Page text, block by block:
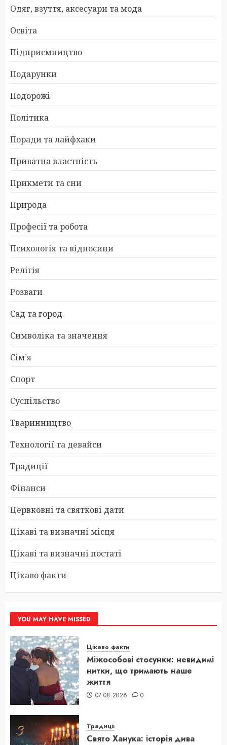
Одяг, взуття, аксесуари та мода
Освіта
Підприємництво
Подарунки
Подорожі
Політика
Поради та лайфхаки
Приватна властність
Прикмети та сни
Природа
Професії та робота
Психологія та відносини
Релігія
Розваги
Сад та город
Символіка та значення
Сім’я
Спорт
Суспільство
Тваринництво
Технології та девайси
Традиції
Фінанси
Цервковні та святкові дати
Цікаві та визначні місця
Цікаві та визначні постаті
Цікаво факти
YOU MAY HAVE MISSED
Цікаво факти
Міжособові стосунки: невидимі
нитки, що тримають наше
життя
07.08.2026 0
Традиції
Свято Ханука: історія дива